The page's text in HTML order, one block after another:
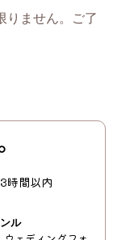
りません。ご了
時間以内
ル